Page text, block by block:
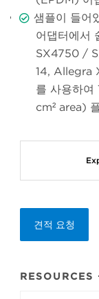
샘플이 들어
어댑터에서
SX4750 /
14, Allegra
를 사용하
cm² area)
견적 요청
RESOURCES